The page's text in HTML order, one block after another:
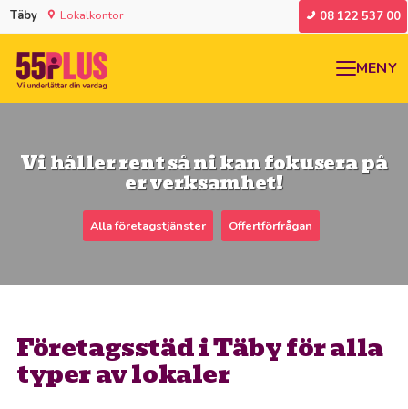
Täby Lokalkontor 08 122 537 00
MENY
Vi håller rent så ni kan fokusera på
er verksamhet!
Alla företagstjänster Offertförfrågan
Företagsstäd i Täby för alla
typer av lokaler